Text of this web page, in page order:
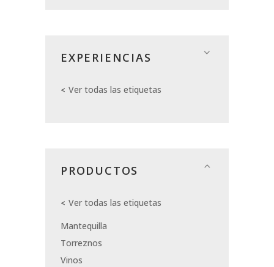
EXPERIENCIAS
Ver todas las etiquetas
PRODUCTOS
Ver todas las etiquetas
Mantequilla
Torreznos
Vinos